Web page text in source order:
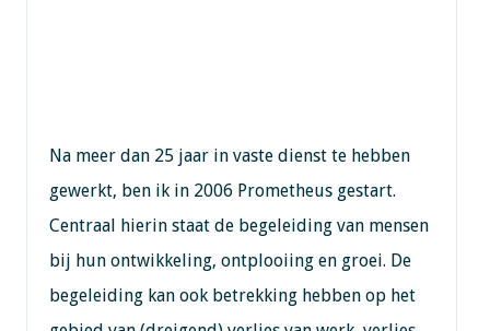
Na meer dan 25 jaar in vaste dienst te hebben
gewerkt, ben ik in 2006 Prometheus gestart.
Centraal hierin staat de begeleiding van mensen
bij hun ontwikkeling, ontplooiing en groei. De
begeleiding kan ook betrekking hebben op het